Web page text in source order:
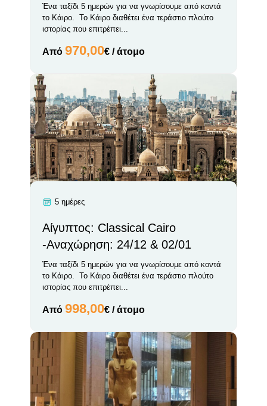
Ένα ταξίδι 5 ημερών για να γνωρίσουμε από κοντά
το Κάιρο. Το Κάιρο διαθέτει ένα τεράστιο πλούτο
ιστορίας που επιτρέπει...
Από 970,00€ / άτομο
5 ημέρες
Αίγυπτος: Classical Cairo
-Αναχώρηση: 24/12 & 02/01
Ένα ταξίδι 5 ημερών για να γνωρίσουμε από κοντά
το Κάιρο. Το Κάιρο διαθέτει ένα τεράστιο πλούτο
ιστορίας που επιτρέπει...
Από 998,00€ / άτομο